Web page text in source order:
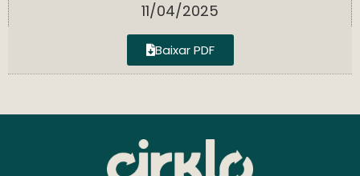
11/04/2025
Baixar PDF